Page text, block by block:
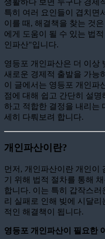
특히 여러 요인들이 겹치면
이를 때, 해결책을 찾는 것
에게 도움이 될 수 있는 법
인파산"입니다.
영등포 개인파산은 더 이상
새로운 경제적 출발을 가능
이 글에서는 영등포 개인파
점에 대해 쉽고 간단히 설
하고 적합한 결정을 내리는
세히 다뤄보려 합니다.
개인파산이란?
먼저, 개인파산이란 개인이
기 위해 법적 절차를 통해
합니다. 이는 특히 갑작스
리 실패로 인해 빚에 시달
적인 해결책이 됩니다.
영등포 개인파산이 필요한